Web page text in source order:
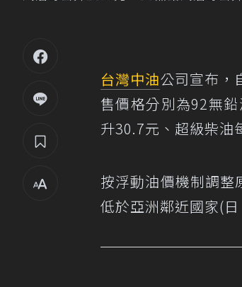
台灣中油公司宣布，
售價格分別為92無
升30.7元、超級柴油
按浮動油價機制調整
低於亞洲鄰近國家(